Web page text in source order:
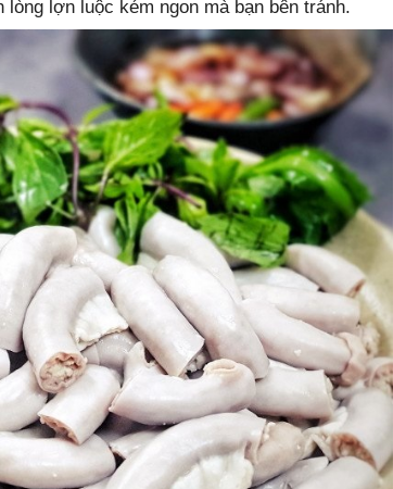
lợn luộc kém ngon mà bạn bên tránh.